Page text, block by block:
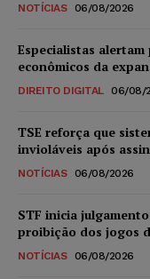
NOTÍCIAS 06/08/2026
Especialistas
econômicos da
DIREITO DIGITAL 06/08/
TSE reforça que
invioláveis após
NOTÍCIAS 06/08/2026
STF inicia
proibição dos jogos
NOTÍCIAS 06/08/2026